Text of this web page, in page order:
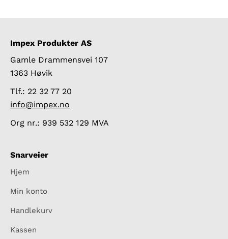
Impex Produkter AS
Gamle Drammensvei 107
1363 Høvik
Tlf.: 22 32 77 20
info@impex.no
Org nr.: 939 532 129 MVA
Snarveier
Hjem
Min konto
Handlekurv
Kassen